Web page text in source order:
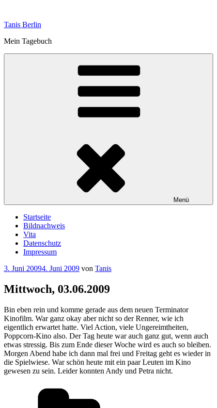
springen
Tanis Berlin
Mein Tagebuch
Menü
Startseite
Bildnachweis
Vita
Datenschutz
Impressum
Veröffentlicht
3. Juni 20094. Juni 2009 von Tanis
Mittwoch, 03.06.2009
Bin eben rein und komme gerade aus dem neuen Terminator
Kinofilm. War ganz okay aber nicht so der Renner, wie ich
eigentlich erwartet hatte. Viel Action, viele Ungereimtheiten,
Poppcorn-Kino also. Der Tag heute war auch ganz gut, wenn auch
etwas stressig. Bis zum Ende dieser Woche wird es auch so bleiben.
Morgen Abend habe ich dann mal frei und Freitag geht es wieder in
die Spielwiese. War schön heute mit ein paar Leuten im Kino
gewesen zu sein. Leider konnten Andy und Petra nicht.